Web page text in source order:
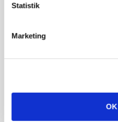
Statistik
Marketing
OK
økoproduktion
Loading...